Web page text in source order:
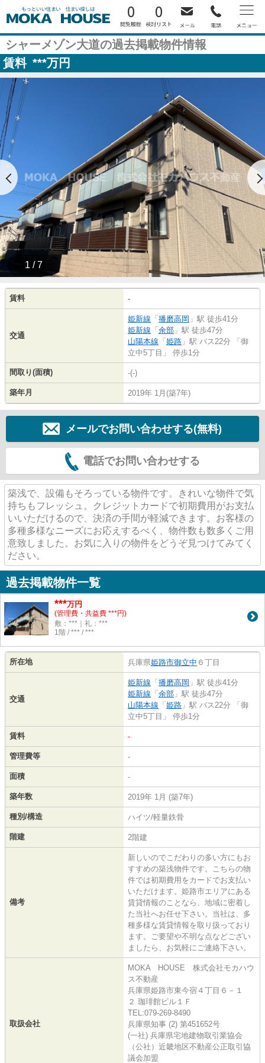
0 0
シャーメゾン大道の過去掲載物件情報
賃料 ***万円
1 / 7
賃料 -
交通
姫新線 「 播磨高岡 」駅 徒歩41分
姫新線 「 余部 」駅 徒歩47分
山陽本線 「 姫路 」駅 バス22分 「御
立中5丁目」 停歩1分
間取り(面積) -(-)
築年月 2019年 1月(築7年)
メールでお問い合わせする(無料)
電話でお問い合わせする
築浅で、設備もそろっている物件です。きれいな物件で気
持ちもフレッシュ。クレジットカードで初期費用がお支払
いいただけるので、決済の手間が軽減できます。お客様の
多種多様なニーズにお応えするべく、物件数も数多くご用
意致しました。お気に入りの物件をどうぞ見つけてみてく
ださい。
過去掲載物件一覧
***万円
(管理費・共益費 ***円)
敷：***｜礼：***
1階 / *** / ***
所在地 兵庫県姫路市御立中 ６丁目
交通
姫新線 「 播磨高岡 」駅 徒歩41分
姫新線 「 余部 」駅 徒歩47分
山陽本線 「 姫路 」駅 バス22分 「御
立中5丁目」 停歩1分
賃料 -
管理費等 -
面積 -
築年数 2019年 1月 (築7年)
種別/構造 ハイツ/軽量鉄骨
階建 2階建
備考
新しいのでこだわりの多い方にもお
すすめの築浅物件です。こちらの物
件では初期費用をカードでお支払い
いただけます。姫路市エリアにある
賃貸情報のことなら、地域に密着し
た当社へお任せ下さい。当社は、多
種多様な賃貸情報を取り扱っており
ます。ご要望や不明な点などござい
ましたら、お気軽にご連絡下さい。
取扱会社
MOKA HOUSE 株式会社モカハウ
ス不動産
兵庫県姫路市東今宿４丁目６－１
２ 珈琲館ビル１Ｆ
TEL:079-269-8490
兵庫県知事 (2) 第451652号
(一社) 兵庫県宅地建物取引業協会
（公社）近畿地区不動産公正取引協
議会加盟